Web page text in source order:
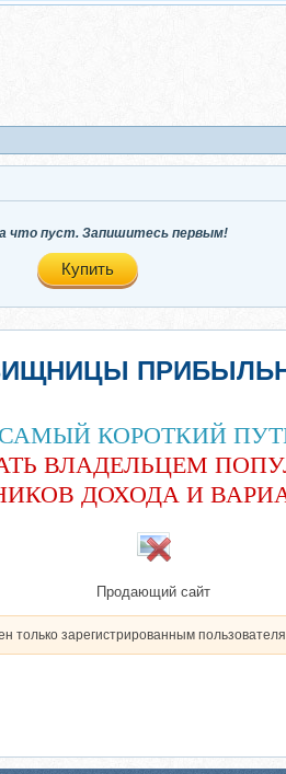
что пуст. Запишитесь первым!
Купить
САМЫЙ КОРОТКИЙ
ВЛАДЕЛЬЦЕМ
ДОХОДА И
Продающий сайт​
только зарегистрированным